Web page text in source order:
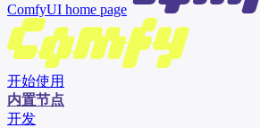
ComfyUI home page
开始使用
内置节点
开发